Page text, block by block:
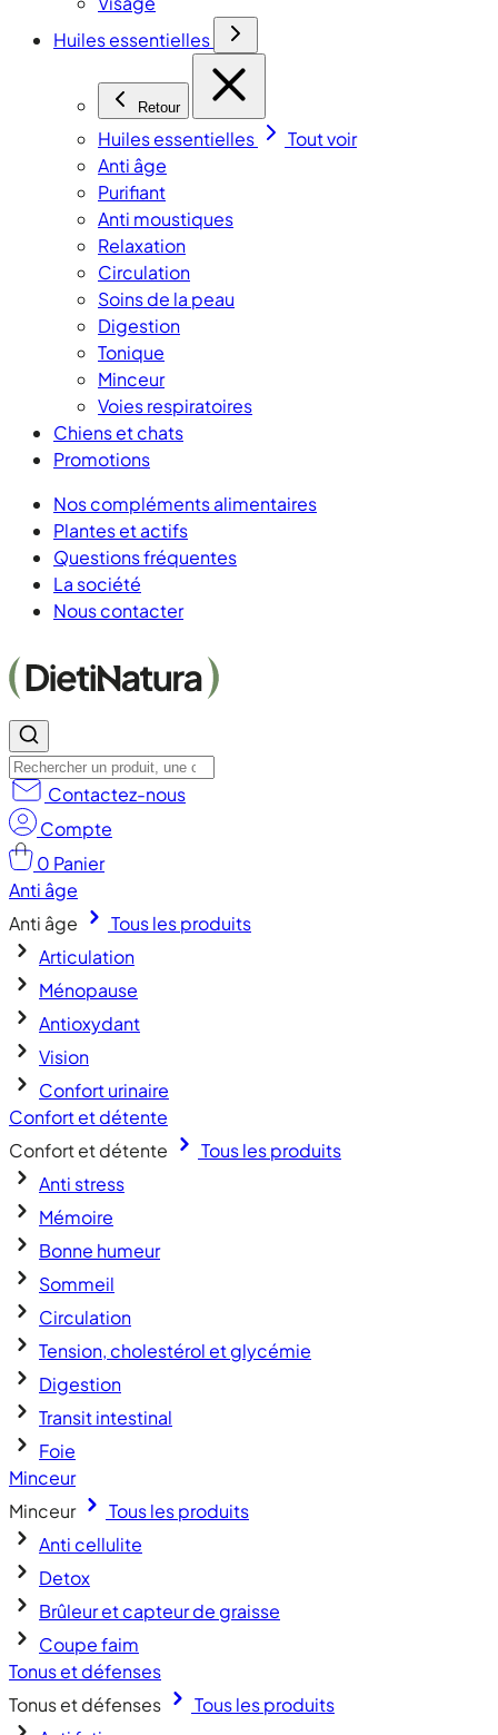
Huiles essentielles
Retour
Huiles essentielles
Tout voir
Anti âge
Purifiant
Anti moustiques
Relaxation
Circulation
Soins de la peau
Digestion
Tonique
Minceur
Voies respiratoires
Chiens et chats
Promotions
Nos compléments alimentaires
Plantes et actifs
Questions fréquentes
La société
Nous contacter
Contactez-nous
Compte
0 Panier
Anti âge
Anti âge
Tous les produits
Articulation
Ménopause
Antioxydant
Vision
Confort urinaire
Confort et détente
Confort et détente
Tous les produits
Anti stress
Mémoire
Bonne humeur
Sommeil
Circulation
Tension, cholestérol et glycémie
Digestion
Transit intestinal
Foie
Minceur
Minceur
Tous les produits
Anti cellulite
Detox
Brûleur et capteur de graisse
Coupe faim
Tonus et défenses
Tonus et défenses
Tous les produits